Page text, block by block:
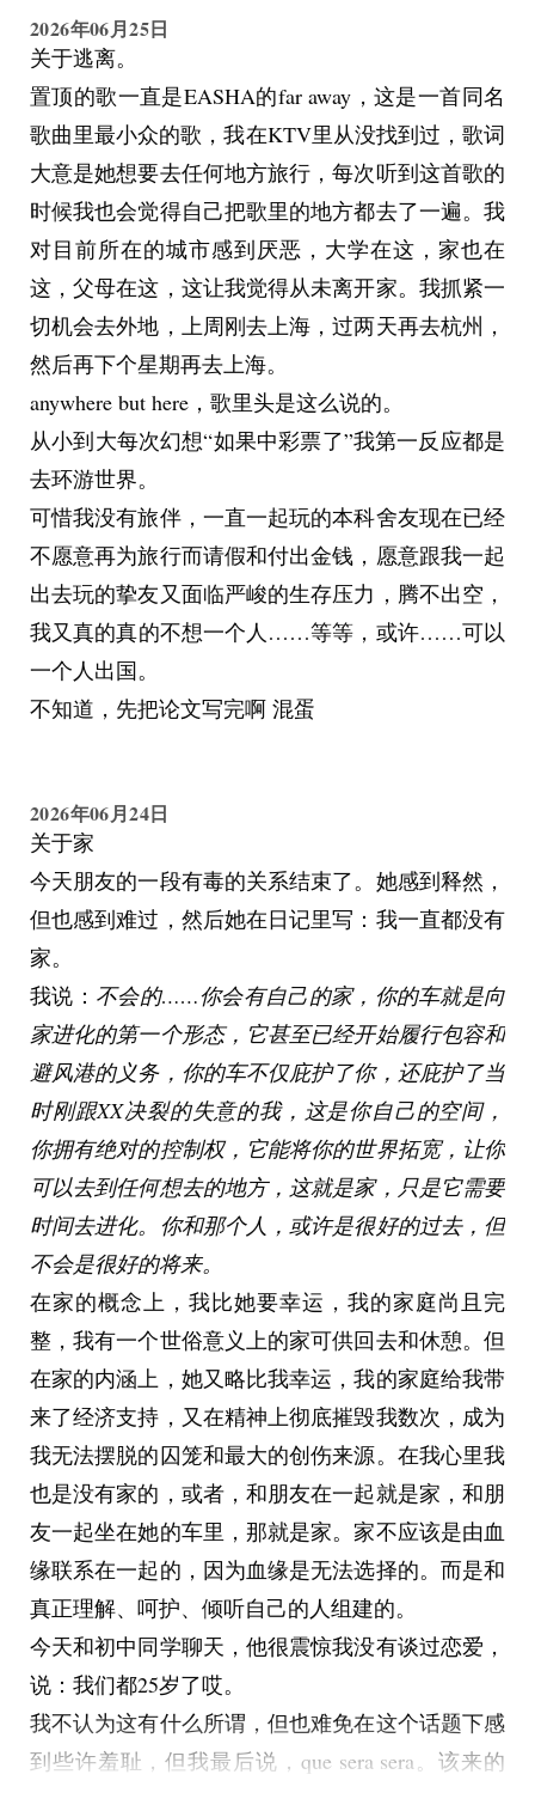
2026年06月25日
关于逃离。
置顶的歌一直是EASHA的far away，这是一首同名
歌曲里最小众的歌，我在KTV里从没找到过，歌词
大意是她想要去任何地方旅行，每次听到这首歌的
时候我也会觉得自己把歌里的地方都去了一遍。我
对目前所在的城市感到厌恶，大学在这，家也在
这，父母在这，这让我觉得从未离开家。我抓紧一
切机会去外地，上周刚去上海，过两天再去杭州，
然后再下个星期再去上海。
anywhere but here，歌里头是这么说的。
从小到大每次幻想“如果中彩票了”我第一反应都是
去环游世界。
可惜我没有旅伴，一直一起玩的本科舍友现在已经
不愿意再为旅行而请假和付出金钱，愿意跟我一起
出去玩的挚友又面临严峻的生存压力，腾不出空，
我又真的真的不想一个人……等等，或许……可以
一个人出国。
不知道，先把论文写完啊 混蛋
2026年06月24日
关于家
今天朋友的一段有毒的关系结束了。她感到释然，
但也感到难过，然后她在日记里写：我一直都没有
家。
我说： 不会的……你会有自己的家，你的车就是向
家进化的第一个形态，它甚至已经开始履行包容和
避风港的义务，你的车不仅庇护了你，还庇护了当
时刚跟XX决裂的失意的我，这是你自己的空间，
你拥有绝对的控制权，它能将你的世界拓宽，让你
可以去到任何想去的地方，这就是家，只是它需要
时间去进化。你和那个人，或许是很好的过去，但
不会是很好的将来。
在家的概念上，我比她要幸运，我的家庭尚且完
整，我有一个世俗意义上的家可供回去和休憩。但
在家的内涵上，她又略比我幸运，我的家庭给我带
来了经济支持，又在精神上彻底摧毁我数次，成为
我无法摆脱的囚笼和最大的创伤来源。在我心里我
也是没有家的，或者，和朋友在一起就是家，和朋
友一起坐在她的车里，那就是家。家不应该是由血
缘联系在一起的，因为血缘是无法选择的。而是和
真正理解、呵护、倾听自己的人组建的。
今天和初中同学聊天，他很震惊我没有谈过恋爱，
说：我们都25岁了哎。
我不认为这有什么所谓，但也难免在这个话题下感
到些许羞耻，但我最后说，que sera sera。该来的